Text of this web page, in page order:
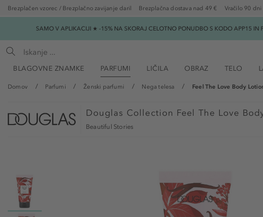
Brezplačen vzorec / Brezplačno zavijanje daril Brezplačna dostava nad 49 € Vračilo 90 dni
SAMO V APLIKACIJI ★ -15% NA SKORAJ CELOTNO PONUDBO S KODO APP15
BLAGOVNE ZNAMKE PARFUMI LIČILA OBRAZ TELO
Domov Parfumi Ženski parfumi Nega telesa Feel The Love Body
Douglas Collection Feel The Love
Beautiful Stories